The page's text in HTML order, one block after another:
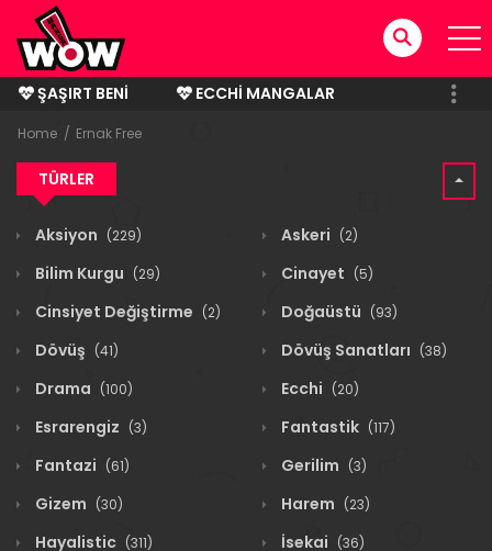
ŞAŞIRT BENI
ECCHI MANGALAR
BITMIŞ MANGALAR
Home Ernak Free
TÜRLER
Aksiyon (229) Askeri (2)
Bilim Kurgu (29) Cinayet (5)
Cinsiyet Değiştirme (2) Doğaüstü (93)
Dövüş (41) Dövüş Sanatları (38)
Drama (100) Ecchi (20)
Esrarengiz (3) Fantastik (117)
Fantazi (61) Gerilim (3)
Gizem (30) Harem (23)
Hayalistic (311) İsekai (36)